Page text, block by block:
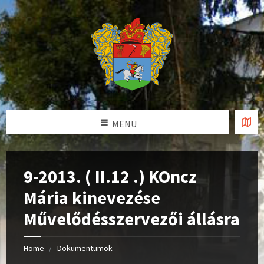
MENU
9-2013. ( II.12 .) KOncz
Mária kinevezése
Művelődésszervezői állásra
Home Dokumentumok